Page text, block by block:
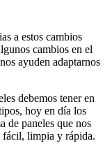
a estos cambios
cambios en el
ayuden adaptarnos
debemos tener en
hoy en día los
de paneles que nos
fácil, limpia y rápida.